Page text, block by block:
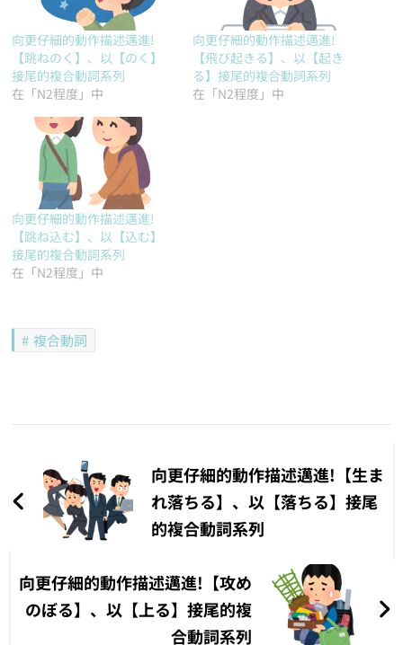
向更仔細的動作描述邁進!
【跳ねのく】、以【のく】
接尾的複合動詞系列
在「N2程度」中
向更仔細的動作描述邁進!
【飛び起きる】、以【起き
る】接尾的複合動詞系列
在「N2程度」中
向更仔細的動作描述邁進!
【跳ね込む】、以【込む】
接尾的複合動詞系列
在「N2程度」中
複合動詞
導
向更仔細的動作描述邁進!【生ま
れ落ちる】、以【落ちる】接尾
的複合動詞系列
向更仔細的動作描述邁進!【攻め
のぼる】、以【上る】接尾的複
合動詞系列